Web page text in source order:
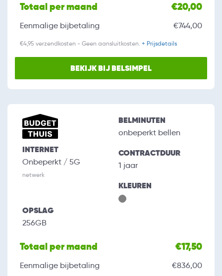
Totaal per maand €20,00
Eenmalige bijbetaling €744,00
€4,95 verzendkosten - Geen aansluitkosten. + Prijsdetails
BEKIJK BIJ BELSIMPEL
INTERNET
Onbeperkt / 5G
netwerk
BELMINUTEN
onbeperkt bellen
CONTRACTDUUR
1 jaar
KLEUREN
OPSLAG
256GB
Totaal per maand €17,50
Eenmalige bijbetaling €836,00